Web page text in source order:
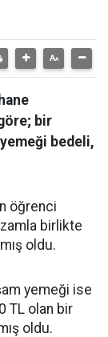
bir
bedeli,
öğrenci
zamla birlikte
oldu.
yemeği ise
TL olan bir
oldu.